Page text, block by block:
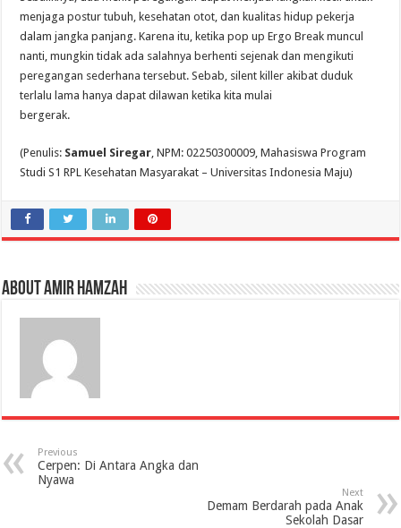
menjaga postur tubuh, kesehatan otot, dan kualitas hidup pekerja
dalam jangka panjang. Karena itu, ketika pop up Ergo Break muncul
nanti, mungkin tidak ada salahnya berhenti sejenak dan mengikuti
peregangan sederhana tersebut. Sebab, silent killer akibat duduk
terlalu lama hanya dapat dilawan ketika kita mulai
bergerak.
(Penulis: Samuel Siregar , NPM: 02250300009, Mahasiswa Program
Studi S1 RPL Kesehatan Masyarakat – Universitas Indonesia Maju)
About amir hamzah
Previous
Cerpen: Di Antara Angka dan
Nyawa
Next
Demam Berdarah pada Anak
Sekolah Dasar